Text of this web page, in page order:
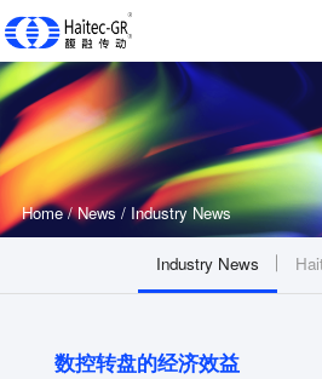
Home / News / Industry News
Industry News
数控转盘的经济效益